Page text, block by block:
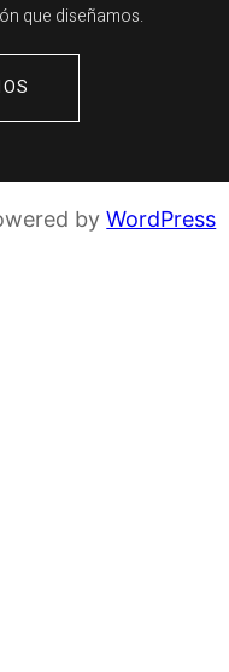
que diseñamos.
byWordPress